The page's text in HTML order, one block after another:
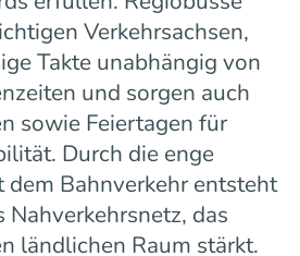
Verkehrsachsen,
Takte unabhängig von
und sorgen auch
sowie Feiertagen für
Durch die enge
Bahnverkehr entsteht
das
ländlichen Raum stärkt.